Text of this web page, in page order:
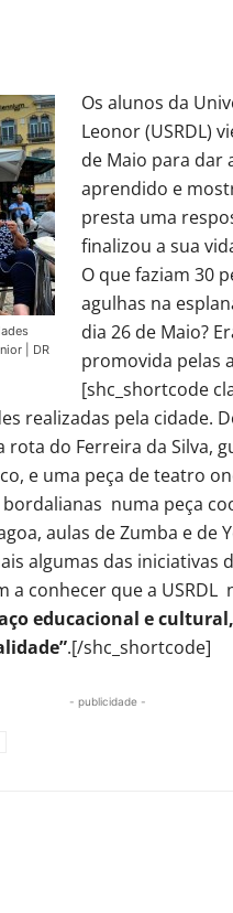
| DR
Os alunos da
Leonor (USRDL)
de Maio para dar
aprendido e
presta uma
finalizou a sua
O que faziam 30
agulhas na
dia 26 de Maio?
promovida pelas
[shc_shortcode
realizadas pela cidade.
do Ferreira da Silva,
e uma peça de teatro
numa peça
aulas de Zumba e de
algumas das iniciativas
a conhecer que a USRDL
educacional e
.[/shc_shortcode]
- publicidade -